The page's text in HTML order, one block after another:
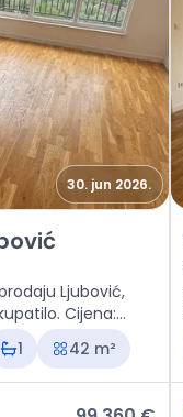
30. jun 2026.
Ljubović
Ljubović,
Cijena:
1 42 m²